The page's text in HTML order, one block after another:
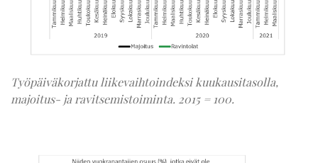
Työpäiväkorjattu liikevaihtoindeksi kuukausitasolla,
majoitus- ja ravitsemistoiminta. 2015 = 100.